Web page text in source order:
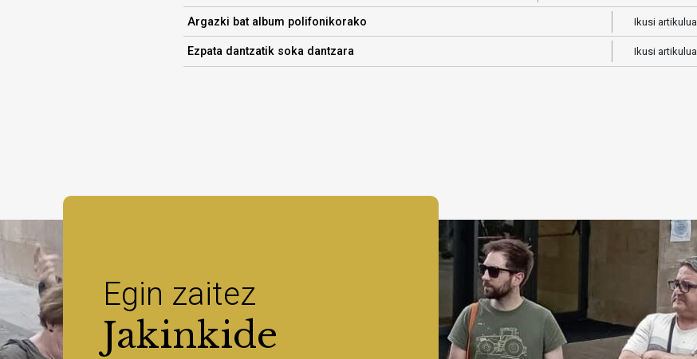
Argazki bat album polifonikorako Ikusi artikulua
Ezpata dantzatik soka dantzara Ikusi artikulua
Egin zaitez
Jakinkide